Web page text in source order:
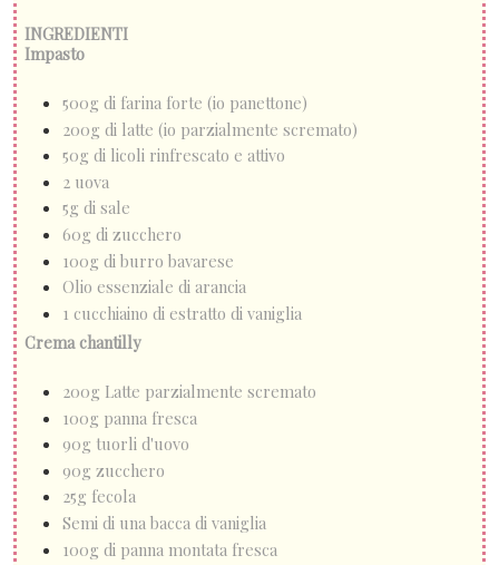
INGREDIENTI
Impasto
500g di farina forte (io panettone)
200g di latte (io parzialmente scremato)
50g di licoli rinfrescato e attivo
2 uova
5g di sale
60g di zucchero
100g di burro bavarese
Olio essenziale di arancia
1 cucchiaino di estratto di vaniglia
Crema chantilly
200g Latte parzialmente scremato
100g panna fresca
90g tuorli d'uovo
90g zucchero
25g fecola
Semi di una bacca di vaniglia
100g di panna montata fresca